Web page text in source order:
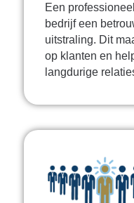
Een
bedrijf een
uitstraling. Dit
op klanten en
langdurige